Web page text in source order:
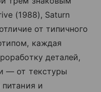
(1988), Saturn
от типичного
каждая
деталей,
— от текстуры
и